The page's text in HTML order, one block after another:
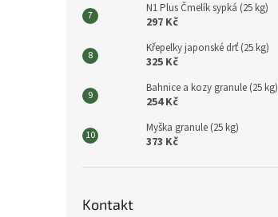
N1 Plus Čmelík sypká (25 kg)
297 Kč
Křepelky japonské drť (25 kg)
325 Kč
Bahnice a kozy granule (25 kg)
254 Kč
Myška granule (25 kg)
373 Kč
Kontakt